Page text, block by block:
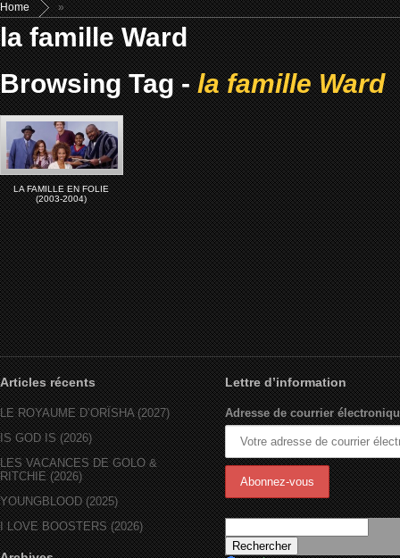
Home »
la famille Ward
Browsing Tag -la famille Ward
LA FAMILLE EN FOLIE
(2003-2004)
Articles récents
LE ROYAUME D’ORÏSHA (2027)
IS GOD IS (2026)
LES VACANCES DE GOLO &
RITCHIE (2026)
YOUNGBLOOD (2025)
I LOVE BOOSTERS (2026)
Lettre d’information
Adresse de courrier